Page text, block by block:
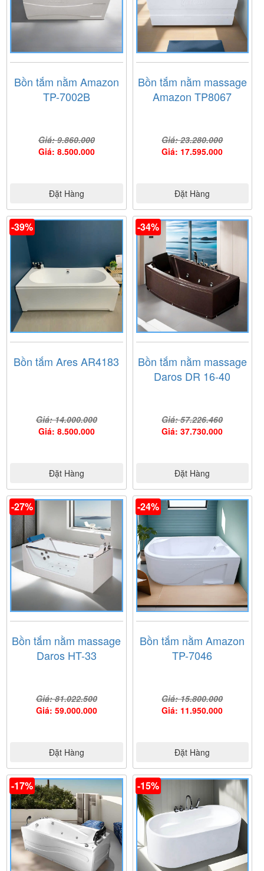
thể tham khảo và lựa chọn.
Ngoài ra, bạn có thể tham khảo thêm mẫubồn tắm
massage Brother BDM-15với thiết kế độc đáo mới lạ.
Bồn tắm nằm Amazon
TP-7002B
Giá: 9.860.000
Giá: 8.500.000
Đặt Hàng
Bồn tắm nằm massage
Amazon TP8067
Giá: 23.280.000
Giá: 17.595.000
Đặt Hàng
-39%
Bồn tắm Ares AR4183
Giá: 14.000.000
Giá: 8.500.000
Đặt Hàng
-34%
Bồn tắm nằm massage
Daros DR 16-40
Giá: 57.226.460
Giá: 37.730.000
Đặt Hàng
-27%
Bồn tắm nằm massage
Daros HT-33
Giá: 81.022.500
Giá: 59.000.000
Đặt Hàng
-24%
Bồn tắm nằm Amazon
TP-7046
Giá: 15.800.000
Giá: 11.950.000
Đặt Hàng
-17% -15%